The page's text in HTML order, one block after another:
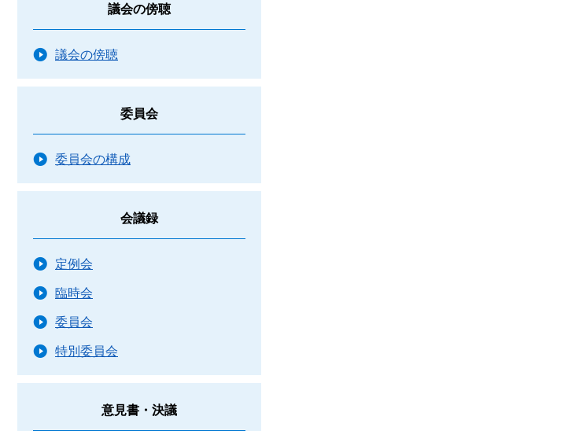
議会の傍聴
議会の傍聴
委員会
委員会の構成
会議録
定例会
臨時会
委員会
特別委員会
意見書・決議